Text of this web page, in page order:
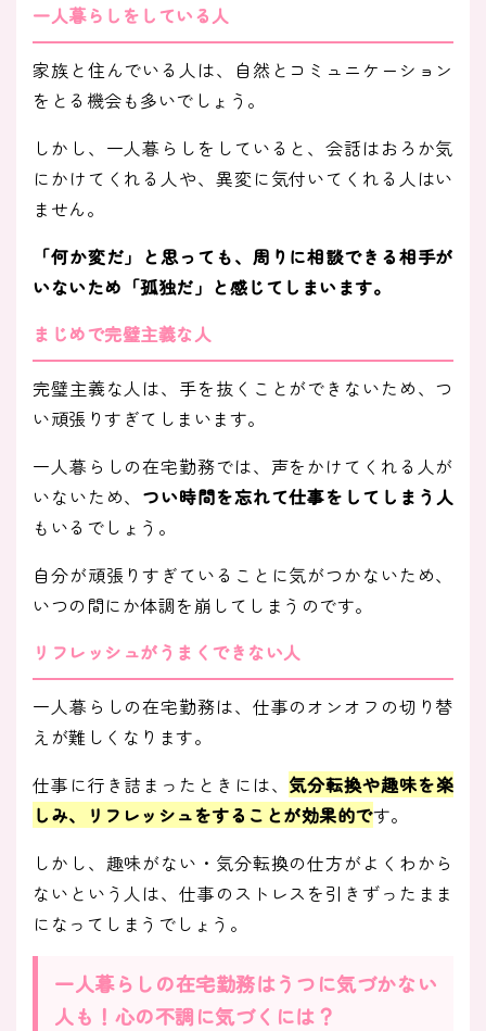
一人暮らしをしている人
家族と住んでいる人は、自然とコミュニケーション
をとる機会も多いでしょう。
しかし、一人暮らしをしていると、会話はおろか気
にかけてくれる人や、異変に気付いてくれる人はい
ません。
「何か変だ」と思っても、周りに相談できる相手が
いないため「孤独だ」と感じてしまいます。
まじめで完璧主義な人
完璧主義な人は、手を抜くことができないため、つ
い頑張りすぎてしまいます。
一人暮らしの在宅勤務では、声をかけてくれる人が
いないため、 つい時間を忘れて仕事をしてしまう人
もいるでしょう。
自分が頑張りすぎていることに気がつかないため、
いつの間にか体調を崩してしまうのです。
リフレッシュがうまくできない人
一人暮らしの在宅勤務は、仕事のオンオフの切り替
えが難しくなります。
仕事に行き詰まったときには、 気分転換や趣味を楽
しみ、リフレッシュをすることが効果的です。
しかし、趣味がない・気分転換の仕方がよくわから
ないという人は、仕事のストレスを引きずったまま
になってしまうでしょう。
一人暮らしの在宅勤務はうつに気づかない
人も！心の不調に気づくには？